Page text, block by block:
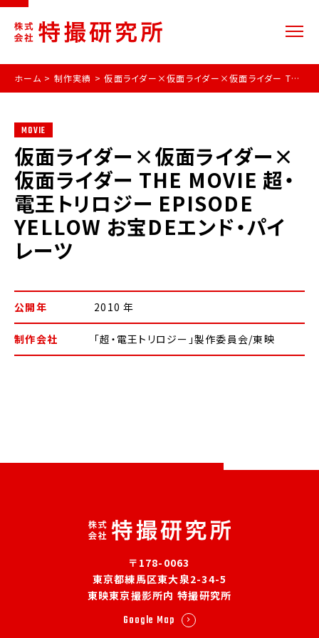
ホーム > 制作実績 >仮面ライダー×仮面ライダー×仮面ライダー THE MOVIE 超・電王トリロジー EPISODE YELLOW お宝DEエンド・パイレーツ
MOVIE
仮面ライダー×仮面ライダー×
仮面ライダー THE MOVIE 超・
電王トリロジー EPISODE
YELLOW お宝DEエンド・パイ
レーツ
公開年 2010 年
制作会社 「超・電王トリロジー」製作委員会/東映
〒178-0063
東京都練馬区東大泉2-34-5
東映東京撮影所内 特撮研究所
Google Map